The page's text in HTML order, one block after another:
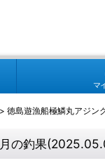
マ
> 徳島遊漁船極鱗丸アジン
の釣果